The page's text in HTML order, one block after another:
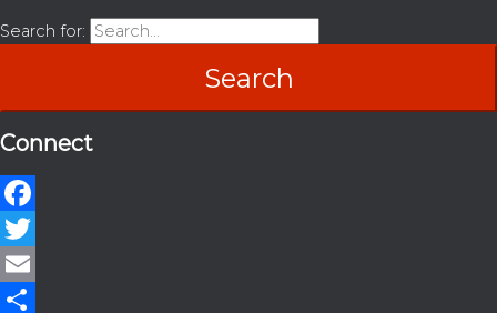
Search for:
Connect
Facebook
Twitter
Email